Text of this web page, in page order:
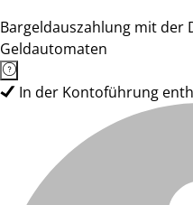
Bargeldauszahlung mit der
Geldautomaten
In der Kontoführung